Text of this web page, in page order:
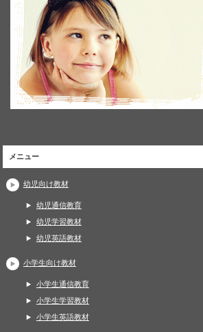
メニュー
幼児向け教材
幼児通信教育
幼児学習教材
幼児英語教材
小学生向け教材
小学生通信教育
小学生学習教材
小学生英語教材